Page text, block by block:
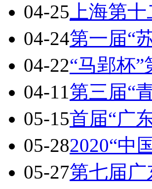
04-25 上海第
04-24第一届“
04-22“马郢杯
04-11第三届“
05-15首届“广
05-282020“中
05-27第七届